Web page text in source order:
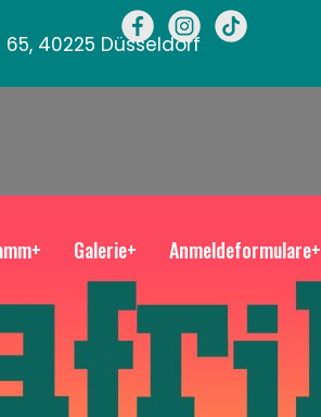
40225 Düsseldorf
Galerie+ Anmeldeformulare+